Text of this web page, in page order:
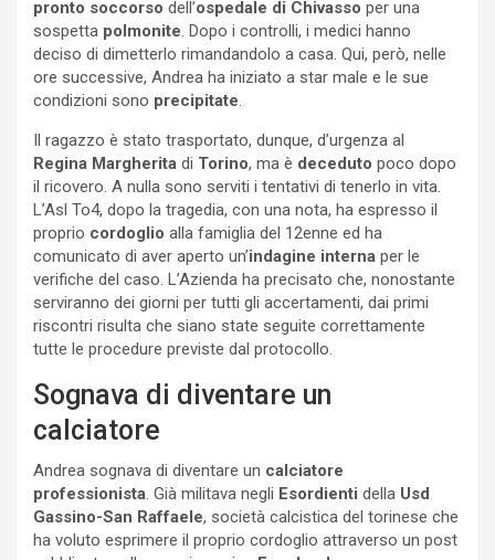
pronto soccorso dell’ospedale di Chivasso per una
sospetta polmonite. Dopo i controlli, i medici hanno
deciso di dimetterlo rimandandolo a casa. Qui, però, nelle
ore successive, Andrea ha iniziato a star male e le sue
condizioni sono precipitate.
Il ragazzo è stato trasportato, dunque, d’urgenza al
Regina Margherita di Torino, ma è deceduto poco dopo
il ricovero. A nulla sono serviti i tentativi di tenerlo in vita.
L’Asl To4, dopo la tragedia, con una nota, ha espresso il
proprio cordoglio alla famiglia del 12enne ed ha
comunicato di aver aperto un’indagine interna per le
verifiche del caso. L’Azienda ha precisato che, nonostante
serviranno dei giorni per tutti gli accertamenti, dai primi
riscontri risulta che siano state seguite correttamente
tutte le procedure previste dal protocollo.
Sognava di diventare un
calciatore
Andrea sognava di diventare un calciatore
professionista. Già militava negli Esordienti della Usd
Gassino-San Raffaele, società calcistica del torinese che
ha voluto esprimere il proprio cordoglio attraverso un post